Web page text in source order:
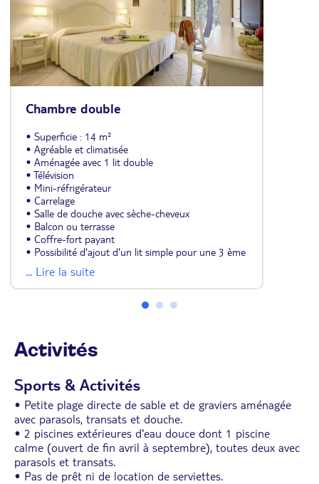
Chambre double
• Superficie : 14 m²
• Agréable et climatisée
• Aménagée avec 1 lit double
• Télévision
• Mini-réfrigérateur
• Carrelage
• Salle de douche avec sèche-cheveux
• Balcon ou terrasse
• Coffre-fort payant
• Possibilité d'ajout d'un lit simple pour une 3 ème
personne
• Chambres avec lits jumeaux limitées
... Lire la suite
Activités
Sports & Activités
• Petite plage directe de sable et de graviers aménagée
avec parasols, transats et douche.
• 2 piscines extérieures d'eau douce dont 1 piscine
calme (ouvert de fin avril à septembre), toutes deux avec
parasols et transats.
• Pas de prêt ni de location de serviettes.